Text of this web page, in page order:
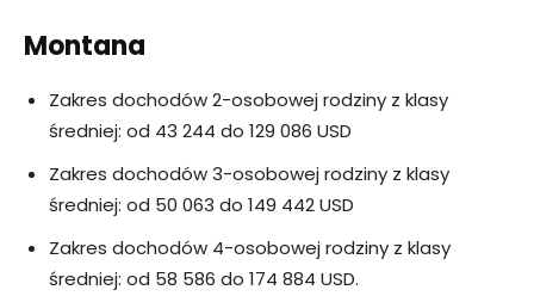
Montana
Zakres dochodów 2-osobowej rodziny z klasy
średniej: od 43 244 do 129 086 USD
Zakres dochodów 3-osobowej rodziny z klasy
średniej: od 50 063 do 149 442 USD
Zakres dochodów 4-osobowej rodziny z klasy
średniej: od 58 586 do 174 884 USD.